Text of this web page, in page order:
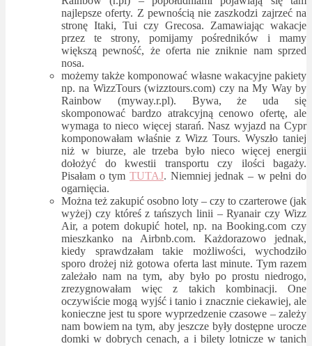
najlepsze oferty. Z pewnością nie zaszkodzi zajrzeć na
stronę Itaki, Tui czy Grecosa. Zamawiając wakacje
przez te strony, pomijamy pośredników i mamy
większą pewność, że oferta nie zniknie nam sprzed
nosa.
możemy także komponować własne wakacyjne pakiety
np. na WizzTours (wizztours.com) czy na My Way by
Rainbow (myway.r.pl). Bywa, że uda się
skomponować bardzo atrakcyjną cenowo ofertę, ale
wymaga to nieco więcej starań. Nasz wyjazd na Cypr
komponowałam właśnie z Wizz Tours. Wyszło taniej
niż w biurze, ale trzeba było nieco więcej energii
dołożyć do kwestii transportu czy ilości bagaży.
Pisałam o tym TUTAJ. Niemniej jednak – w pełni do
ogarnięcia.
Można też zakupić osobno loty – czy to czarterowe (jak
wyżej) czy któreś z tańszych linii – Ryanair czy Wizz
Air, a potem dokupić hotel, np. na Booking.com czy
mieszkanko na Airbnb.com. Każdorazowo jednak,
kiedy sprawdzałam takie możliwości, wychodziło
sporo drożej niż gotowa oferta last minute. Tym razem
zależało nam na tym, aby było po prostu niedrogo,
zrezygnowałam więc z takich kombinacji. One
oczywiście mogą wyjść i tanio i znacznie ciekawiej, ale
konieczne jest tu spore wyprzedzenie czasowe – zależy
nam bowiem na tym, aby jeszcze były dostępne urocze
domki w dobrych cenach, a i bilety lotnicze w tanich